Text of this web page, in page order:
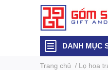
DANH MỤC
Trang chủ / Lọ hoa